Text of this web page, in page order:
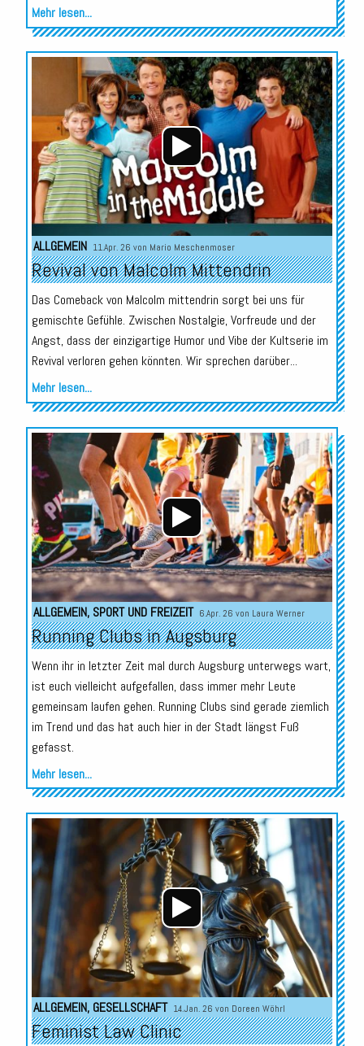
Mehr lesen...
Audio-
Player
ALLGEMEIN 11.Apr. 26 von Mario Meschenmoser
Revival von Malcolm Mittendrin
Das Comeback von Malcolm mittendrin sorgt bei uns für
gemischte Gefühle. Zwischen Nostalgie, Vorfreude und der
Angst, dass der einzigartige Humor und Vibe der Kultserie im
Revival verloren gehen könnten. Wir sprechen darüber...
Mehr lesen...
Audio-
Player
ALLGEMEIN, SPORT UND FREIZEIT 6.Apr. 26 von Laura Werner
Running Clubs in Augsburg
Wenn ihr in letzter Zeit mal durch Augsburg unterwegs wart,
ist euch vielleicht aufgefallen, dass immer mehr Leute
gemeinsam laufen gehen. Running Clubs sind gerade ziemlich
im Trend und das hat auch hier in der Stadt längst Fuß
gefasst.
Mehr lesen...
Audio-
Player
ALLGEMEIN, GESELLSCHAFT 14.Jan. 26 von Doreen Wöhrl
Feminist Law Clinic